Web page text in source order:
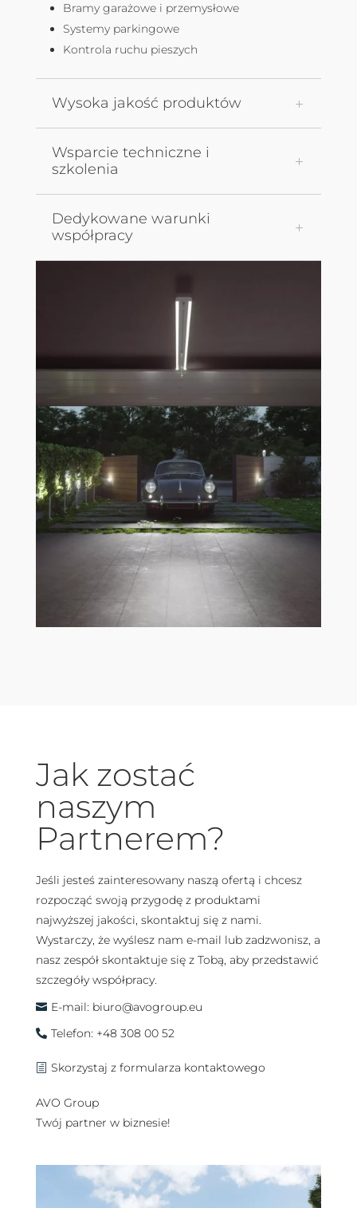
Bramy garażowe i przemysłowe
Systemy parkingowe
Kontrola ruchu pieszych
Wysoka jakość produktów
Wsparcie techniczne i
szkolenia
Dedykowane warunki
współpracy
Jak zostać
naszym
Partnerem?
Jeśli jesteś zainteresowany naszą ofertą i chcesz
rozpocząć swoją przygodę z produktami
najwyższej jakości, skontaktuj się z nami.
Wystarczy, że wyślesz nam e-mail lub zadzwonisz, a
nasz zespół skontaktuje się z Tobą, aby przedstawić
szczegóły współpracy.
 E-mail: biuro@avogroup.eu
 Telefon: +48 308 00 52
h Skorzystaj z formularza kontaktowego
AVO Group
Twój partner w biznesie!